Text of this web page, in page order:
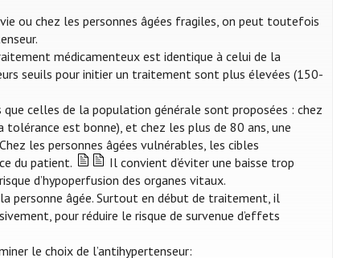
ou chez les personnes âgées fragiles, on peut toutefois
médicamenteux est identique à celui de la
seuils pour initier un traitement sont plus élevées (150-
celles de la population générale sont proposées : chez
est bonne), et chez les plus de 80 ans, une
les personnes âgées vulnérables, les cibles
du patient.
Il convient d’éviter une baisse trop
d’hypoperfusion des organes vitaux.
personne âgée. Surtout en début de traitement, il
pour réduire le risque de survenue d’effets
le choix de l’antihypertenseur: